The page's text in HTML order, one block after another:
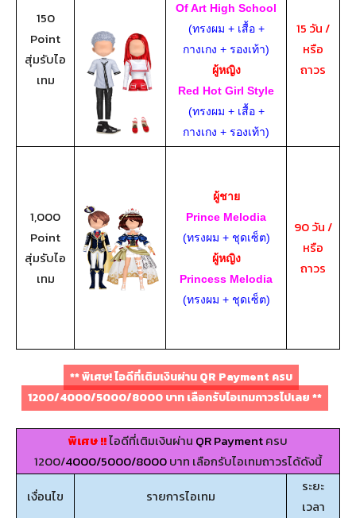
150
Point
สุ่มรับไอ
เทม
Of Art High School
(ทรงผม + เสื้อ +
กางเกง + รองเท้า)
ผู้หญิง
Red Hot Girl Style
(ทรงผม + เสื้อ +
กางเกง + รองเท้า)
15 วัน /
หรือ
ถาวร
1,000
Point
สุ่มรับไอ
เทม
ผู้ชาย
Prince Melodia
(ทรงผม + ชุดเซ็ต)
ผู้หญิง
Princess Melodia
(ทรงผม + ชุดเซ็ต)
90 วัน /
หรือ
ถาวร
** พิเศษ! ไอดีที่เติมเงินผ่านQR Payment ครบ
1200/4000/5000/8000บาท เลือกรับไอเทมถาวรไปเลย **
พิเศษ !!ไอดีที่เติมเงินผ่าน QR Paymentครบ
1200/4000/5000/8000บาท เลือกรับไอเทมถาวรได้ดังนี้
เงื่อนไข
รายการไอเทม
ระยะ
เวลา